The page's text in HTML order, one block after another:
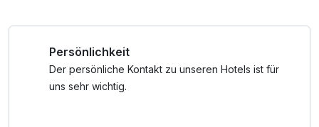
Kanu oder dem Schiff auf dem Neckar, hat man einen
besonders schönen Blick auf Neckargemünd und das
Neckartal.
Persönlichkeit
Der persönliche Kontakt zu unseren Hotels ist für
uns sehr wichtig.